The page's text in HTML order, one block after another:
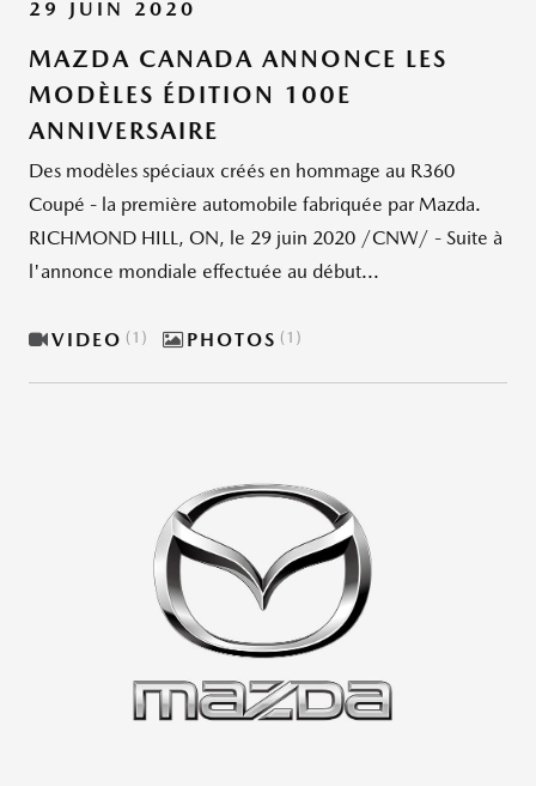
29 JUIN 2020
MAZDA CANADA ANNONCE LES
MODÈLES ÉDITION 100E
ANNIVERSAIRE
Des modèles spéciaux créés en hommage au R360
Coupé - la première automobile fabriquée par Mazda.
RICHMOND HILL, ON, le 29 juin 2020 /CNW/ - Suite à
l'annonce mondiale effectuée au début...
VIDEO 1 PHOTOS 1